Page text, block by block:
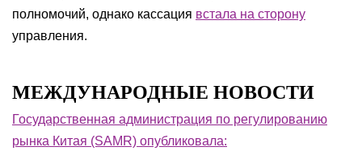
полномочий, однако кассация встала на сторону
управления.
МЕЖДУНАРОДНЫЕ НОВОСТИ
Государственная администрация по регулированию
рынка Китая (SAMR) опубликовала: